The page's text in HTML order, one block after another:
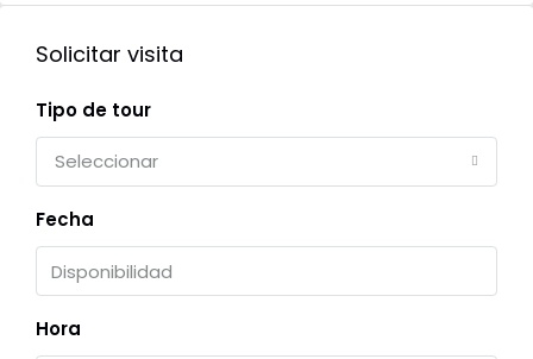
Solicitar visita
Tipo de tour
Seleccionar
Fecha
Hora